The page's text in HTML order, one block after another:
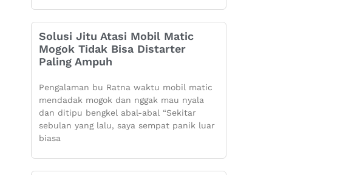
Solusi Jitu Atasi Mobil Matic
Mogok Tidak Bisa Distarter
Paling Ampuh
Pengalaman bu Ratna waktu mobil matic
mendadak mogok dan nggak mau nyala
dan ditipu bengkel abal-abal “Sekitar
sebulan yang lalu, saya sempat panik luar
biasa